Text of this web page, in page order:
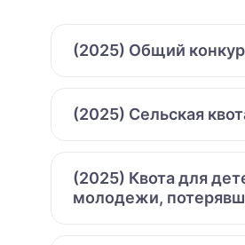
(2025) Общий
(2025) Сельская
(2025) Квота для
молодежи,